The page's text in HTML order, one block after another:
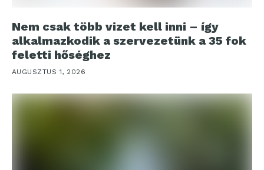
Nem csak több vizet kell inni – így
alkalmazkodik a szervezetünk a 35 fok
feletti hőséghez
AUGUSZTUS 1, 2026